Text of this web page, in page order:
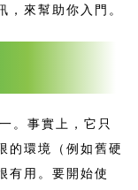
，來幫助你入門。
。事實上，它只
的環境（例如舊硬
有用。要開始使